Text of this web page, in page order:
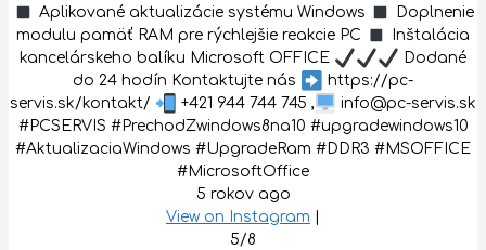
Aplikované aktualizácie systému Windows
Doplnenie
modulu pamäť RAM pre rýchlejšie reakcie PC
Inštalácia
kancelárskeho balíku Microsoft OFFICE
Dodané
do 24 hodín Kontaktujte nás
https://pc-
servis.sk/kontakt/
+421 944 744 745 ,
info@pc-servis.sk
#PCSERVIS #PrechodZwindows8na10 #upgradewindows10
#AktualizaciaWindows #UpgradeRam #DDR3 #MSOFFICE
#MicrosoftOffice
5 rokov ago
View on Instagram
5/8